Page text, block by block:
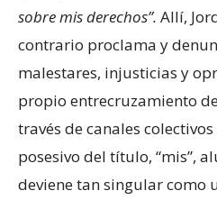
sobre mis derechos”. Allí,
contrario proclama y
malestares, injusticias y
propio entrecruzamiento
través de canales
posesivo del título, “mis”,
deviene tan singular como